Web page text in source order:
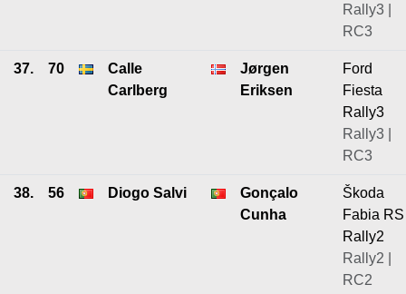
Rally3 |
RC3
37. 70
Calle
Carlberg
Jørgen
Eriksen
Ford
Fiesta
Rally3
Rally3 |
RC3
38. 56 Diogo Salvi
Gonçalo
Cunha
Škoda
Fabia RS
Rally2
Rally2 |
RC2